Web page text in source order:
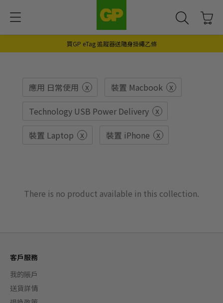
買GP eTag 追蹤器送隨身掛繩乙條
應用 日常使用 x 裝置 Macbook x
Technology USB Power Delivery x
裝置 Laptop x 裝置 iPhone x
There is no product available in this collection.
客戶服務
我的賬戶
送貨詳情